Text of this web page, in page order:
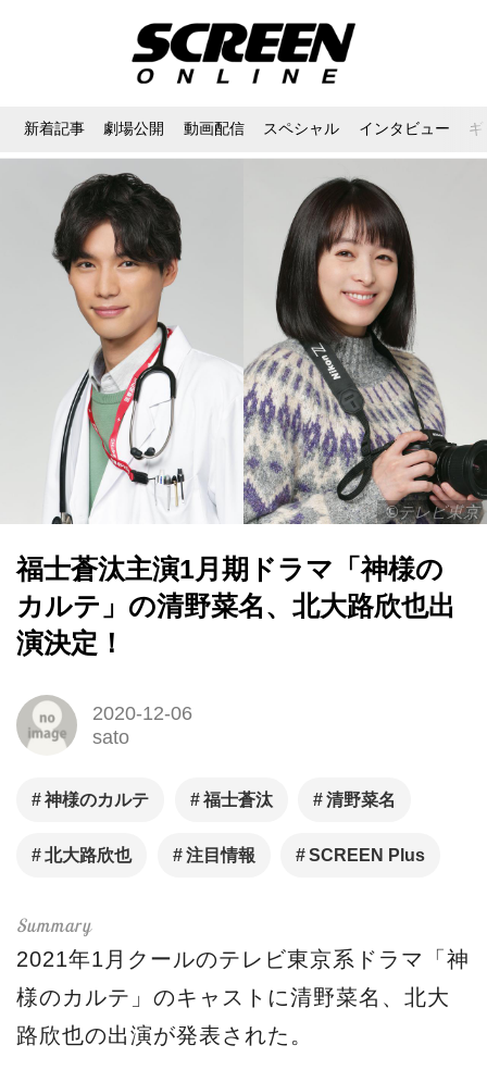
新着記事 劇場公開 動画配信 スペシャル インタビュー
©︎テレビ東京
福士蒼汰主演1月期ドラマ「神様の
カルテ」の清野菜名、北大路欣也出
演決定！
2020-12-06
sato
神様のカルテ 福士蒼汰 清野菜名
北大路欣也 注目情報 SCREEN Plus
2021年1月クールのテレビ東京系ドラマ「神
様のカルテ」のキャストに清野菜名、北大
路欣也の出演が発表された。